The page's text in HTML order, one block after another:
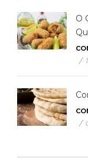
O
/
/